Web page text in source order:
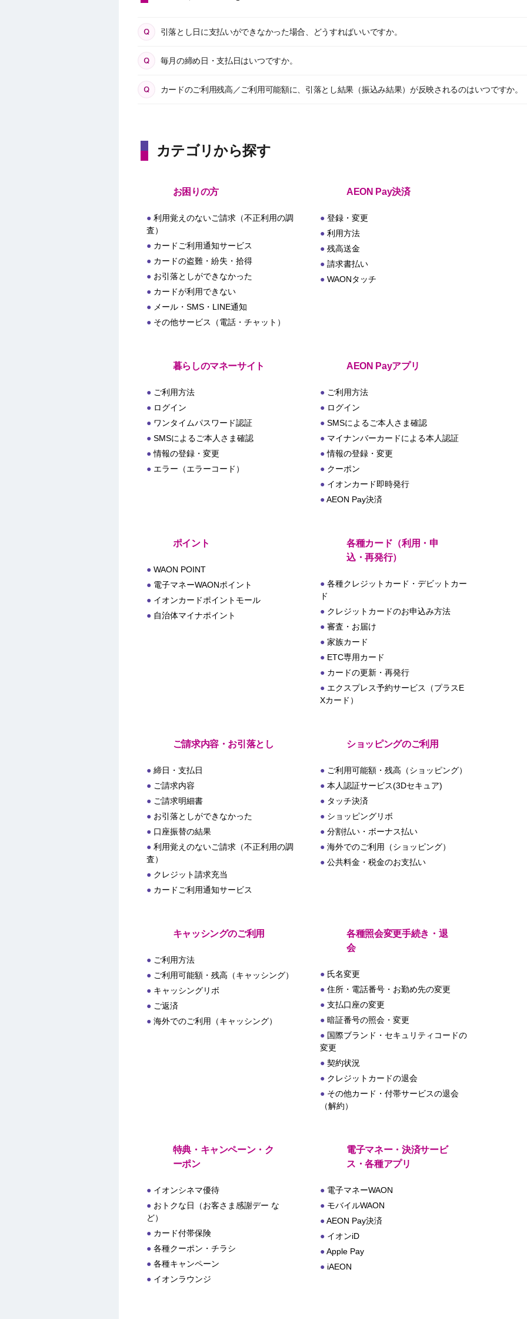
引落とし日に支払いができなかった場合、どうすればいいですか。
毎月の締め日・支払日はいつですか。
カードのご利用残高／ご利用可能額に、引落とし結果（振込み結果）が反映されるのはいつですか。
カテゴリから探す
お困りの方
利用覚えのないご請求（不正利用の調
査）
カードご利用通知サービス
カードの盗難・紛失・拾得
お引落としができなかった
カードが利用できない
メール・SMS・LINE通知
その他サービス（電話・チャット）
AEON Pay決済
登録・変更
利用方法
残高送金
請求書払い
WAONタッチ
暮らしのマネーサイト
ご利用方法
ログイン
ワンタイムパスワード認証
SMSによるご本人さま確認
情報の登録・変更
エラー（エラーコード）
AEON Payアプリ
ご利用方法
ログイン
SMSによるご本人さま確認
マイナンバーカードによる本人認証
情報の登録・変更
クーポン
イオンカード即時発行
AEON Pay決済
ポイント
WAON POINT
電子マネーWAONポイント
イオンカードポイントモール
自治体マイナポイント
各種カード（利用・申
込・再発行）
各種クレジットカード・デビットカー
ド
クレジットカードのお申込み方法
審査・お届け
家族カード
ETC専用カード
カードの更新・再発行
エクスプレス予約サービス（プラスE
Xカード）
ご請求内容・お引落とし
締日・支払日
ご請求内容
ご請求明細書
お引落としができなかった
口座振替の結果
利用覚えのないご請求（不正利用の調
査）
クレジット請求充当
カードご利用通知サービス
ショッピングのご利用
ご利用可能額・残高（ショッピング）
本人認証サービス(3Dセキュア)
タッチ決済
ショッピングリボ
分割払い・ボーナス払い
海外でのご利用（ショッピング）
公共料金・税金のお支払い
キャッシングのご利用
ご利用方法
ご利用可能額・残高（キャッシング）
キャッシングリボ
ご返済
海外でのご利用（キャッシング）
各種照会変更手続き・退
会
氏名変更
住所・電話番号・お勤め先の変更
支払口座の変更
暗証番号の照会・変更
国際ブランド・セキュリティコードの
変更
契約状況
クレジットカードの退会
その他カード・付帯サービスの退会
（解約）
特典・キャンペーン・ク
ーポン
イオンシネマ優待
おトクな日（お客さま感謝デー な
ど）
カード付帯保険
各種クーポン・チラシ
各種キャンペーン
イオンラウンジ
電子マネー・決済サービ
ス・各種アプリ
電子マネーWAON
モバイルWAON
AEON Pay決済
イオンiD
Apple Pay
iAEON